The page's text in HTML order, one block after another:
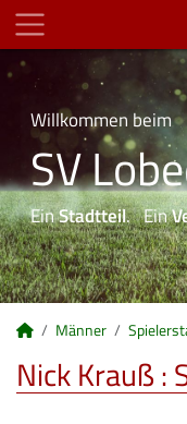
Willkommen beim
SV
EinStadtteil. Ein
Männer
Nick Krauß :